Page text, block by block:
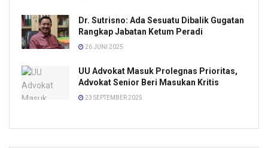
Dr. Sutrisno: Ada Sesuatu Dibalik Gugatan
Rangkap Jabatan Ketum Peradi
26 JUNI 2025
UU Advokat Masuk Prolegnas Prioritas,
Advokat Senior Beri Masukan Kritis
23 SEPTEMBER 2025